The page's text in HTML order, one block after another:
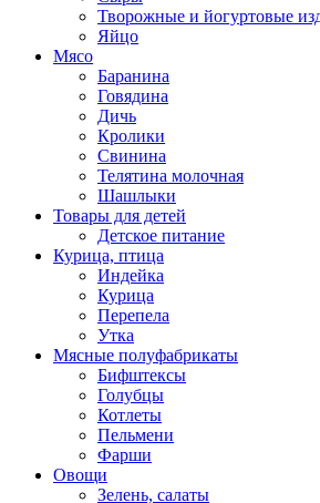
Творожные и йогуртовые
Яйцо
Мясо
Баранина
Говядина
Дичь
Кролики
Свинина
Телятина молочная
Шашлыки
Товары для детей
Детское питание
Курица, птица
Индейка
Курица
Перепела
Утка
Мясные полуфабрикаты
Бифштексы
Голубцы
Котлеты
Пельмени
Фарши
Овощи
Зелень, салаты